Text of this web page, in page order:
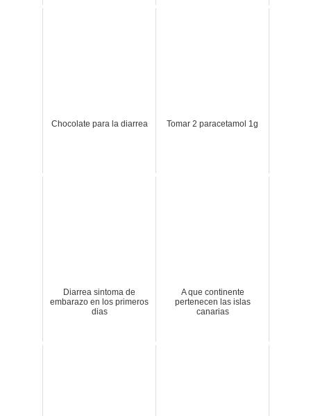
Chocolate para la diarrea Tomar 2 paracetamol 1g
Diarrea sintoma de
embarazo en los primeros
dias
A que continente
pertenecen las islas
canarias